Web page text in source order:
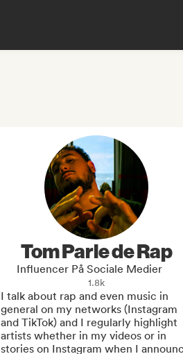
Tom Parle de Rap
Influencer På Sociale Medier
1.8k
I talk about rap and even music in
general on my networks (Instagram
and TikTok) and I regularly highlight
artists whether in my videos or in
stories on Instagram when I